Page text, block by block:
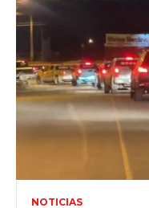
NOTICIAS